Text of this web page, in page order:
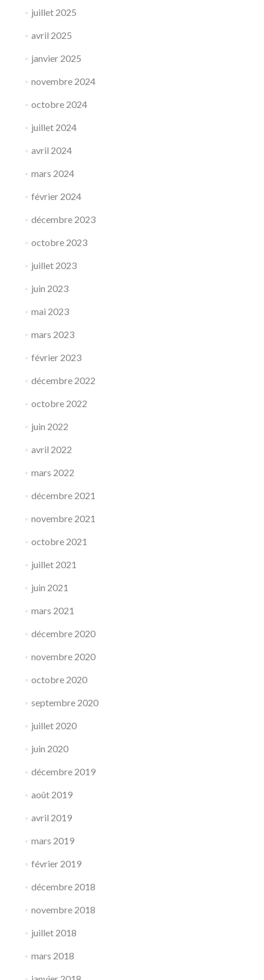
juillet 2025
avril 2025
janvier 2025
novembre 2024
octobre 2024
juillet 2024
avril 2024
mars 2024
février 2024
décembre 2023
octobre 2023
juillet 2023
juin 2023
mai 2023
mars 2023
février 2023
décembre 2022
octobre 2022
juin 2022
avril 2022
mars 2022
décembre 2021
novembre 2021
octobre 2021
juillet 2021
juin 2021
mars 2021
décembre 2020
novembre 2020
octobre 2020
septembre 2020
juillet 2020
juin 2020
décembre 2019
août 2019
avril 2019
mars 2019
février 2019
décembre 2018
novembre 2018
juillet 2018
mars 2018